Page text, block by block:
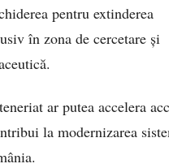
pentru extinderea
în zona de cercetare și
ar putea accelera
la modernizarea